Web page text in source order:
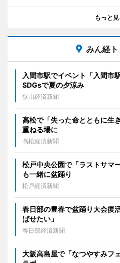
もっと見
みん経
入間市駅でイベント「入間市
SDGsで夏の夕涼み
狭山経済新聞
高松で「失った命とともに
重ねる場に
高松経済新聞
松戸中央公園で「ラストサ
も一緒に盆踊り
松戸経済新聞
春日部の豊春で盆踊り大会
ばせたい」
春日部経済新聞
大阪高島屋で「なつやすみ